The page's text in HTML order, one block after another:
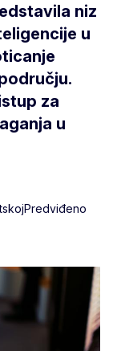
niz
u
za
u
Predviđeno